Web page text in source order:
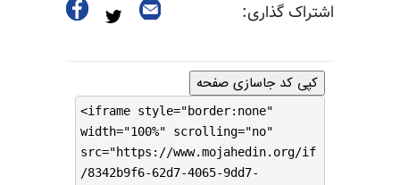
اشتراک گذاری:
کپی کد جاسازی صفحه
<iframe style="border:none"
width="100%" scrolling="no"
src="https://www.mojahedin.org/if
/8342b9f6-62d7-4065-9dd7-